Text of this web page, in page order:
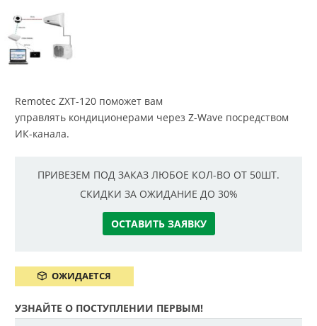
Remotec ZXT-120 поможет вам
управлять кондиционерами через Z-Wave посредством
ИК-канала.
ПРИВЕЗЕМ ПОД ЗАКАЗ ЛЮБОЕ КОЛ-ВО ОТ 50ШТ.
СКИДКИ ЗА ОЖИДАНИЕ ДО 30%
ОСТАВИТЬ ЗАЯВКУ
ОЖИДАЕТСЯ
УЗНАЙТЕ О ПОСТУПЛЕНИИ ПЕРВЫМ!